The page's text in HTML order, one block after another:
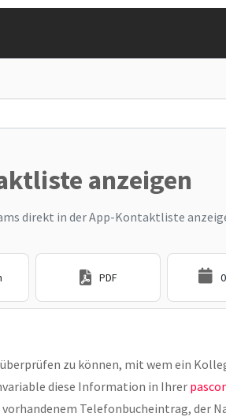
anzeigen
direkt in der App-Kontaktliste
PDF
zu können, mit wem ein
diese Information in Ihrer
Telefonbucheintrag, der